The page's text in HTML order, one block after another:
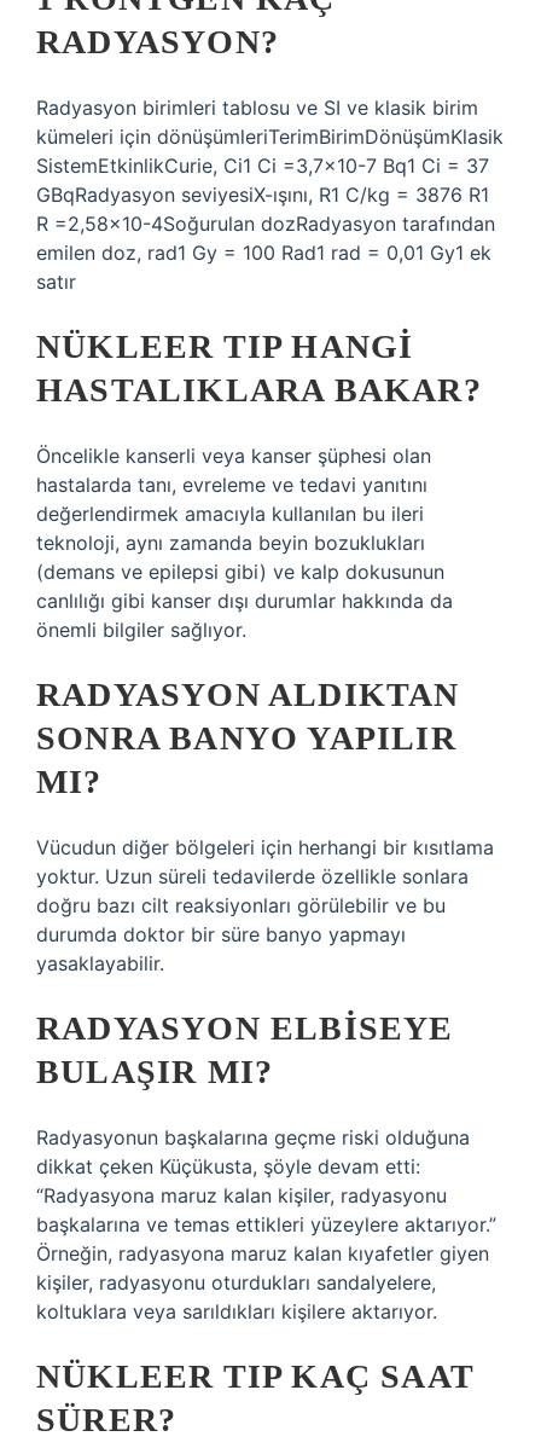
RADYASYON?
Radyasyon birimleri tablosu ve SI ve klasik birim
kümeleri için dönüşümleriTerimBirimDönüşümKlasik
SistemEtkinlikCurie, Ci1 Ci =3,7×10-7 Bq1 Ci = 37
GBqRadyasyon seviyesiX-ışını, R1 C/kg = 3876 R1
R =2,58×10-4Soğurulan dozRadyasyon tarafından
emilen doz, rad1 Gy = 100 Rad1 rad = 0,01 Gy1 ek
satır
NÜKLEER TIP HANGI
HASTALIKLARA BAKAR?
Öncelikle kanserli veya kanser şüphesi olan
hastalarda tanı, evreleme ve tedavi yanıtını
değerlendirmek amacıyla kullanılan bu ileri
teknoloji, aynı zamanda beyin bozuklukları
(demans ve epilepsi gibi) ve kalp dokusunun
canlılığı gibi kanser dışı durumlar hakkında da
önemli bilgiler sağlıyor.
RADYASYON ALDIKTAN
SONRA BANYO YAPILIR
MI?
Vücudun diğer bölgeleri için herhangi bir kısıtlama
yoktur. Uzun süreli tedavilerde özellikle sonlara
doğru bazı cilt reaksiyonları görülebilir ve bu
durumda doktor bir süre banyo yapmayı
yasaklayabilir.
RADYASYON ELBISEYE
BULAŞIR MI?
Radyasyonun başkalarına geçme riski olduğuna
dikkat çeken Küçükusta, şöyle devam etti:
“Radyasyona maruz kalan kişiler, radyasyonu
başkalarına ve temas ettikleri yüzeylere aktarıyor.”
Örneğin, radyasyona maruz kalan kıyafetler giyen
kişiler, radyasyonu oturdukları sandalyelere,
koltuklara veya sarıldıkları kişilere aktarıyor.
NÜKLEER TIP KAÇ SAAT
SÜRER?